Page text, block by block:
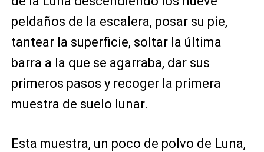
peldaños de la escalera, posar su pie,
tantear la superficie, soltar la última
barra a la que se agarraba, dar sus
primeros pasos y recoger la primera
muestra de suelo lunar.
Esta muestra, un poco de polvo de Luna,